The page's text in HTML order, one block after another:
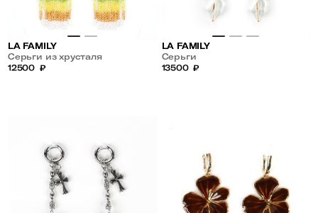
LA FAMILY
Серьги из хрусталя
12500 ₽
LA FAMILY
Серьги
13500 ₽